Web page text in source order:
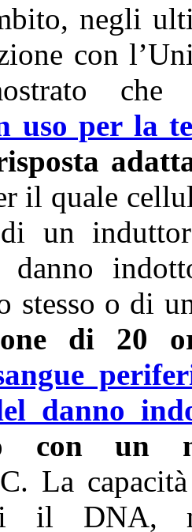
negli
con
uso per la
il quale
di un
danno
stesso o di
di 20
danno
con un
La
il DNA,